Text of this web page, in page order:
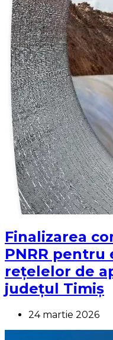
Finalizarea
PNRR pentru
rețelelor de
județul Timiș
24 martie 2026